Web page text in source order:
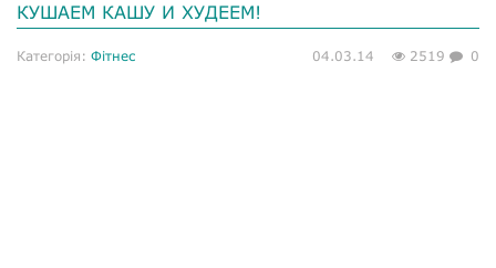
КУШАЕМ КАШУ И ХУДЕЕМ!
Категорія: Фітнес 04.03.14 2519 0